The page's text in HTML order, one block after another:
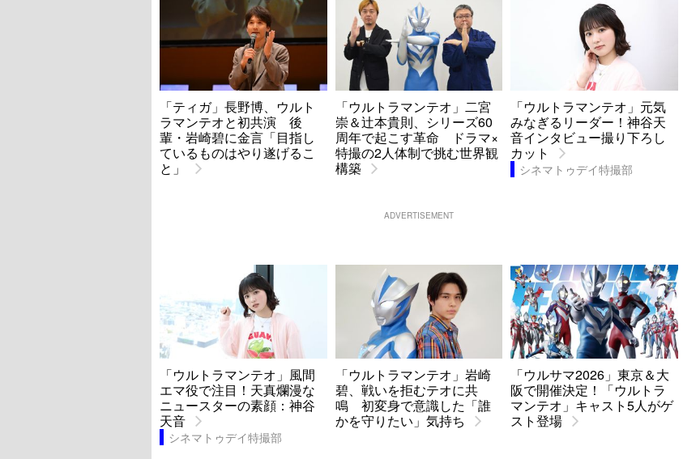
「ティガ」長野博、ウルト
ラマンテオと初共演 後
輩・岩崎碧に金言「目指し
ているものはやり遂げるこ
と」
「ウルトラマンテオ」二宮
崇＆辻本貴則、シリーズ60
周年で起こす革命 ドラマ×
特撮の2人体制で挑む世界観
構築
「ウルトラマンテオ」元気
みなぎるリーダー！神谷天
音インタビュー撮り下ろし
カット
シネマトゥデイ特撮部
ADVERTISEMENT
「ウルトラマンテオ」風間
エマ役で注目！天真爛漫な
ニュースターの素顔：神谷
天音
シネマトゥデイ特撮部
「ウルトラマンテオ」岩崎
碧、戦いを拒むテオに共
鳴 初変身で意識した「誰
かを守りたい」気持ち
「ウルサマ2026」東京＆大
阪で開催決定！「ウルトラ
マンテオ」キャスト5人がゲ
スト登場